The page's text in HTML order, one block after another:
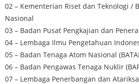
02 – Kementerian Riset dan Teknologi /
Nasional
03 – Badan Pusat Pengkajian dan
04 – Lembaga Ilmu Pengetahuan
05 – Badan Tenaga Atom Nasional
06 – Badan Pengawas Tenaga Nuklir
07 – Lembaga Penerbangan dan